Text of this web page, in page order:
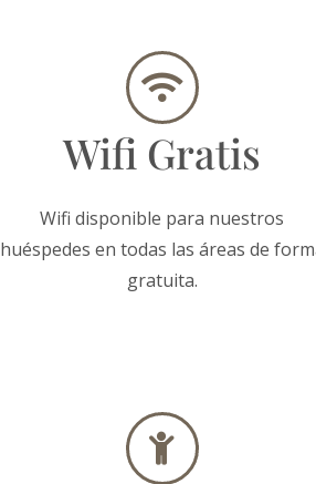
Wifi Gratis
Wifi disponible para nuestros
huéspedes en todas las áreas de
gratuita.